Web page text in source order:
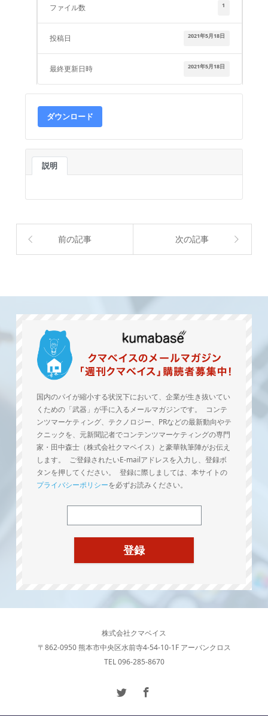
ファイル数 1
投稿日 2021年5月18日
最終更新日時 2021年5月18日
ダウンロード
説明
前の記事 次の記事
国内のパイが縮小する状況下において、企業が生き抜いてい
くための「武器」が手に入るメールマガジンです。 コンテ
ンツマーケティング、テクノロジー、PRなどの最新動向やテ
クニックを、元新聞記者でコンテンツマーケティングの専門
家・田中森士（株式会社クマベイス）と豪華執筆陣がお伝え
します。 ご登録されたいE-mailアドレスを入力し、登録ボ
タンを押してください。 登録に際しましては、本サイトの
プライバシーポリシーを必ずお読みください。
株式会社クマベイス
〒862-0950 熊本市中央区水前寺4-54-10-1F アーバンクロス
TEL 096-285-8670